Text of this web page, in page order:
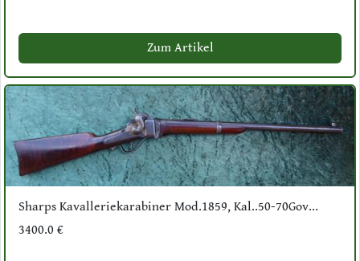
Zum Artikel
Sharps Kavalleriekarabiner Mod.1859, Kal..50-70Gov...
3400.0 €